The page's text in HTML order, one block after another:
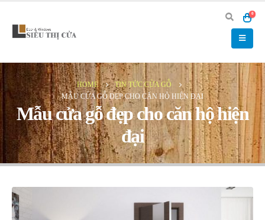
0
HOME
TIN TỨC CỬA GỖ
MẪU CỬA GỖ ĐẸP CHO CĂN HỘ HIỆN ĐẠI
Mẫu cửa gỗ đẹp cho căn hộ hiện
đại